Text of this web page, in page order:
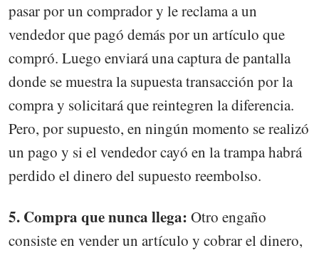
pasar por un comprador y le reclama a un
vendedor que pagó demás por un artículo que
compró. Luego enviará una captura de pantalla
donde se muestra la supuesta transacción por la
compra y solicitará que reintegren la diferencia.
Pero, por supuesto, en ningún momento se realizó
un pago y si el vendedor cayó en la trampa habrá
perdido el dinero del supuesto reembolso.
5. Compra que nunca llega: Otro engaño
consiste en vender un artículo y cobrar el dinero,